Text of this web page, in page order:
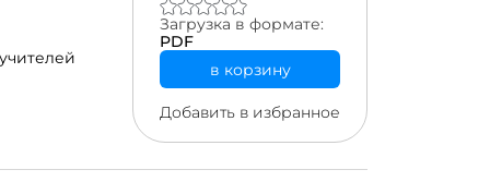
на
в формате
Загрузка в формате:
PDF
в корзину
Добавить в избранное